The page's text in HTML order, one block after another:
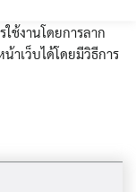
ช้งานโดยการลาก
าเว็บได้โดยมีวิธีการ